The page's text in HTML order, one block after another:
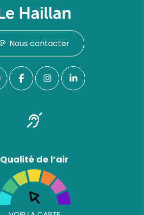
Nous contacter
Qualité de l’air